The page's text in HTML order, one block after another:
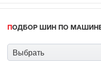
ПОДБОР ШИН ПО
Выбрать